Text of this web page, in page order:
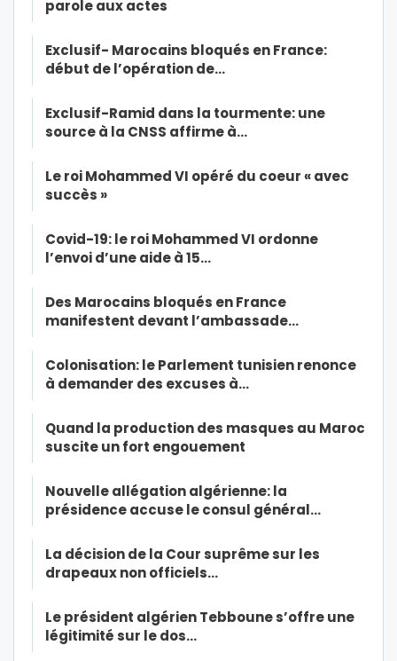
parole aux actes
Exclusif- Marocains bloqués en France:
début de l’opération de…
Exclusif-Ramid dans la tourmente: une
source à la CNSS affirme à…
Le roi Mohammed VI opéré du coeur « avec
succès »
Covid-19: le roi Mohammed VI ordonne
l’envoi d’une aide à 15…
Des Marocains bloqués en France
manifestent devant l’ambassade…
Colonisation: le Parlement tunisien renonce
à demander des excuses à…
Quand la production des masques au Maroc
suscite un fort engouement
Nouvelle allégation algérienne: la
présidence accuse le consul général…
La décision de la Cour suprême sur les
drapeaux non officiels…
Le président algérien Tebboune s’offre une
légitimité sur le dos…